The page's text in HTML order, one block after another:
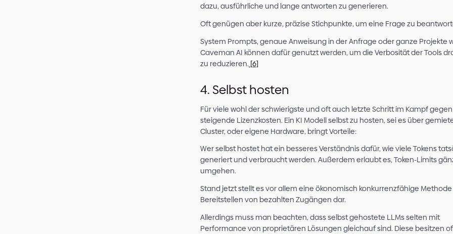
Wie bereits im vorangegangenen Abschnitt
Volumen der verbrauchten Tokens für die
Daher versuchen wir, unseren Token-
reduzieren:
1. Kontext eingrenzen
Je nach Anforderung der Aufgabe, braucht ein
Chathistorie, zahlreiche Dokumente,
Je präziser man den tatsächlich gebrauchten
geben kann, desto mehr Token kann man
2. Kostengünstigere Modelle
Klingt erstmals logisch, wird in der Praxis aber